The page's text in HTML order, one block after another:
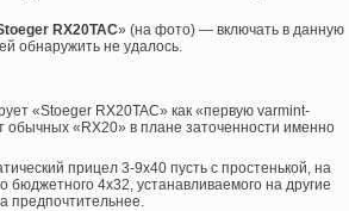
RX20TAC» (на фото) — включать в данную
обнаружить не удалось.
«Stoeger RX20TAC» как «первую varmint-
«RX20» в плане заточенности именно
прицел 3-9х40 пусть с простенькой, на
4х32, устанавливаемого на другие
предпочтительнее.